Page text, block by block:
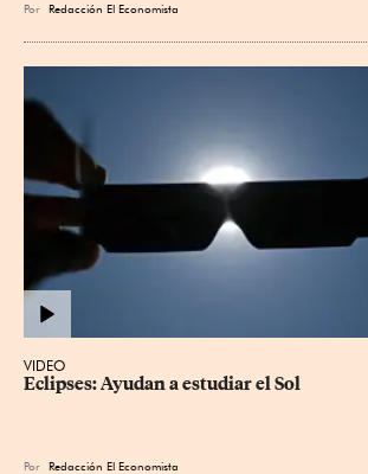
Por Redacción El Economista
VIDEO
Eclipses: Ayudan a estudiar el Sol
Por Redacción El Economista